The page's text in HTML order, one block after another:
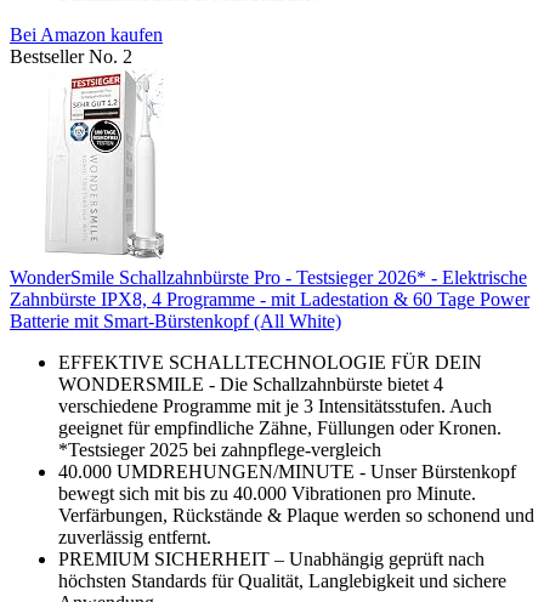
Bei Amazon kaufen
Bestseller No. 2
WonderSmile Schallzahnbürste Pro - Testsieger 2026* - Elektrische
Zahnbürste IPX8, 4 Programme - mit Ladestation & 60 Tage Power
Batterie mit Smart-Bürstenkopf (All White)
EFFEKTIVE SCHALLTECHNOLOGIE FÜR DEIN
WONDERSMILE - Die Schallzahnbürste bietet 4
verschiedene Programme mit je 3 Intensitätsstufen. Auch
geeignet für empfindliche Zähne, Füllungen oder Kronen.
*Testsieger 2025 bei zahnpflege-vergleich
40.000 UMDREHUNGEN/MINUTE - Unser Bürstenkopf
bewegt sich mit bis zu 40.000 Vibrationen pro Minute.
Verfärbungen, Rückstände & Plaque werden so schonend und
zuverlässig entfernt.
PREMIUM SICHERHEIT – Unabhängig geprüft nach
höchsten Standards für Qualität, Langlebigkeit und sichere